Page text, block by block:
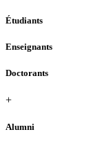
Étudiants
Enseignants
Doctorants
+
Alumni